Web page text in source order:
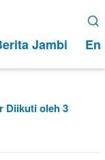
Jambi
Diikuti oleh 3